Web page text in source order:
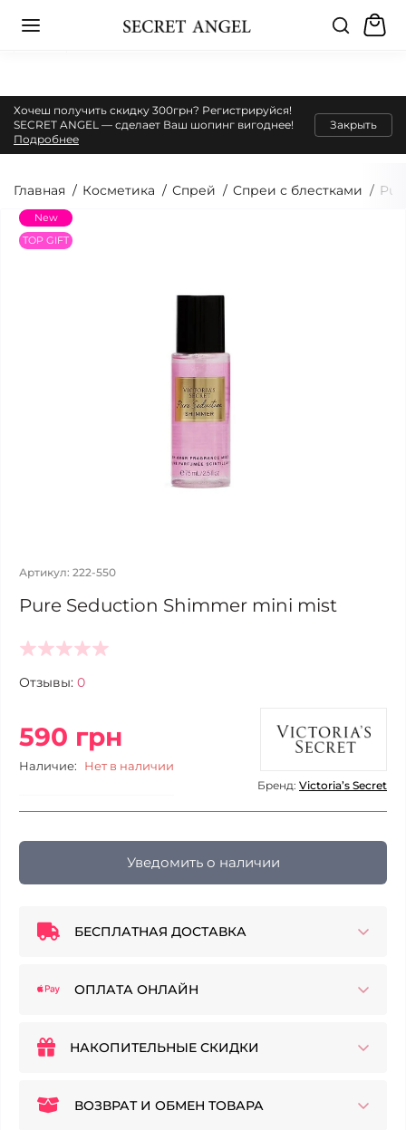
Хочеш получить скидку 300грн? Регистрируйся!
SECRET ANGEL — сделает Ваш шопинг вигоднее!
Подробнее
Закрыть
Главная Косметика Спрей Cпреи с блестками
New
TOP GIFT
Артикул: 222-550
Pure Seduction Shimmer mini mist
Отзывы: 0
590 грн
Наличие: Нет в наличии
Бренд: Victoria’s Secret
Уведомить о наличии
БЕСПЛАТНАЯ ДОСТАВКА
ОПЛАТА ОНЛАЙН
НАКОПИТЕЛЬНЫЕ СКИДКИ
ВОЗВРАТ И ОБМЕН ТОВАРА